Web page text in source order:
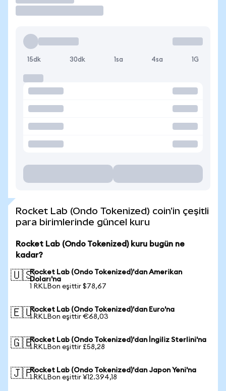
15dk 30dk 1sa 4sa 1G
Rocket Lab (Ondo Tokenized) coin'in çeşitli
para birimlerinde güncel kuru
Rocket Lab (Ondo Tokenized) kuru bugün ne
kadar?
🇺🇸Rocket Lab (Ondo Tokenized)'dan Amerikan
Doları'na
1 RKLBon eşittir $78,67
🇪🇺Rocket Lab (Ondo Tokenized)'dan Euro'na
1 RKLBon eşittir €68,03
🇬🇧Rocket Lab (Ondo Tokenized)'dan İngiliz Sterlini'na
1 RKLBon eşittir £58,28
🇯🇵Rocket Lab (Ondo Tokenized)'dan Japon Yeni'na
1 RKLBon eşittir ¥12.394,18